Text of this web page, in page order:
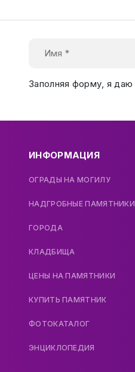
Заполняя форму, я даю
ИНФОРМАЦИЯ
ОГРАДЫ НА МОГИЛУ
НАДГРОБНЫЕ ПАМЯТНИКИ
ГОРОДА
КЛАДБИЩА
ЦЕНЫ НА ПАМЯТНИКИ
КУПИТЬ ПАМЯТНИК
ФОТОКАТАЛОГ
ЭНЦИКЛОПЕДИЯ